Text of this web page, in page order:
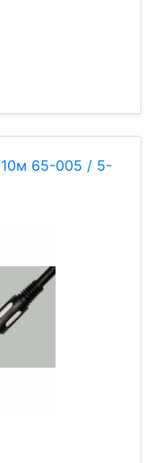
65-005 / 5-